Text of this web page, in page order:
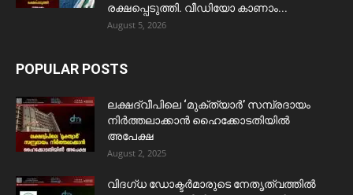
രക്ഷപ്പെടുത്തി. വീഡിയോ കാണാം...
August 5, 2026
POPULAR POSTS
ലക്ഷദ്വീപിലെ ‘മുക്ത്യാർ’ സമ്പ്രദായം
നിർത്തലാക്കാൻ ഹൈക്കോടതിയിൽ
അപേക്ഷ
August 2, 2025
വിദഗ്ധ ഡോക്ടർമാരുടെ നേതൃത്വത്തിൽ